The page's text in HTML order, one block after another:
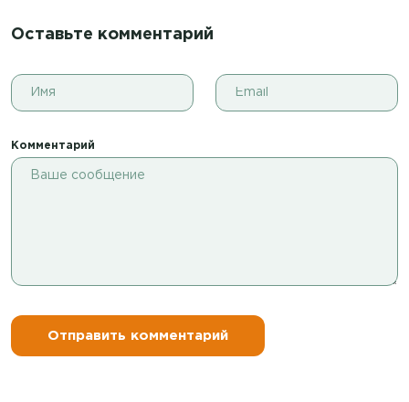
Оставьте комментарий
Комментарий